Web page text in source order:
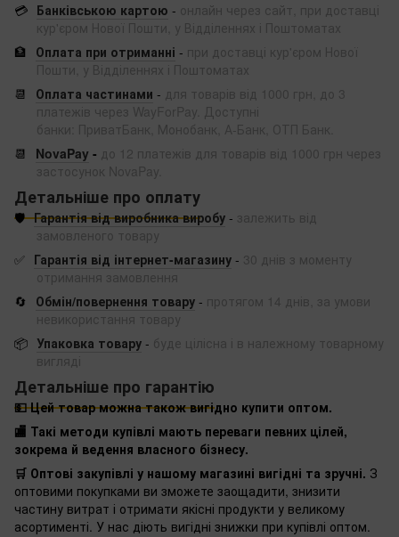
💳 Банківською картою - онлайн через сайт, при доставці
кур'єром Нової Пошти, у Відділеннях і Поштоматах
🏦
Оплата при отриманні - при доставці кур'єром Нової
Пошти, у Відділеннях і Поштоматах
📆
Оплата частинами - для товарів від 1000 грн, до 3
платежів через WayForPay. Доступні
банки: ПриватБанк, Монобанк, А-Банк, ОТП Банк.
📆
NovaPay - до 12 платежів для товарів від 1000 грн через
застосунок NovaPay.
Детальніше про оплату
🛡️ Гарантія від виробника виробу - залежить від
замовленого товару
✅ Гарантія від інтернет-магазину - 30 днів з моменту
отримання замовлення
🔄
Обмін/повернення товару - протягом 14 днів, за умови
невикористання товару
📦 Упаковка товару - буде цілісна і в належному товарному
вигляді
Детальніше про гарантію
💵 Цей товар можна також вигідно купити оптом.
🏬 Такі методи купівлі мають переваги певних цілей,
зокрема й ведення власного бізнесу.
🛒 Оптові закупівлі у нашому магазині вигідні та зручні. З
оптовими покупками ви зможете заощадити, знизити
частину витрат і отримати якісні продукти у великому
асортименті. У нас діють вигідні знижки при купівлі оптом.